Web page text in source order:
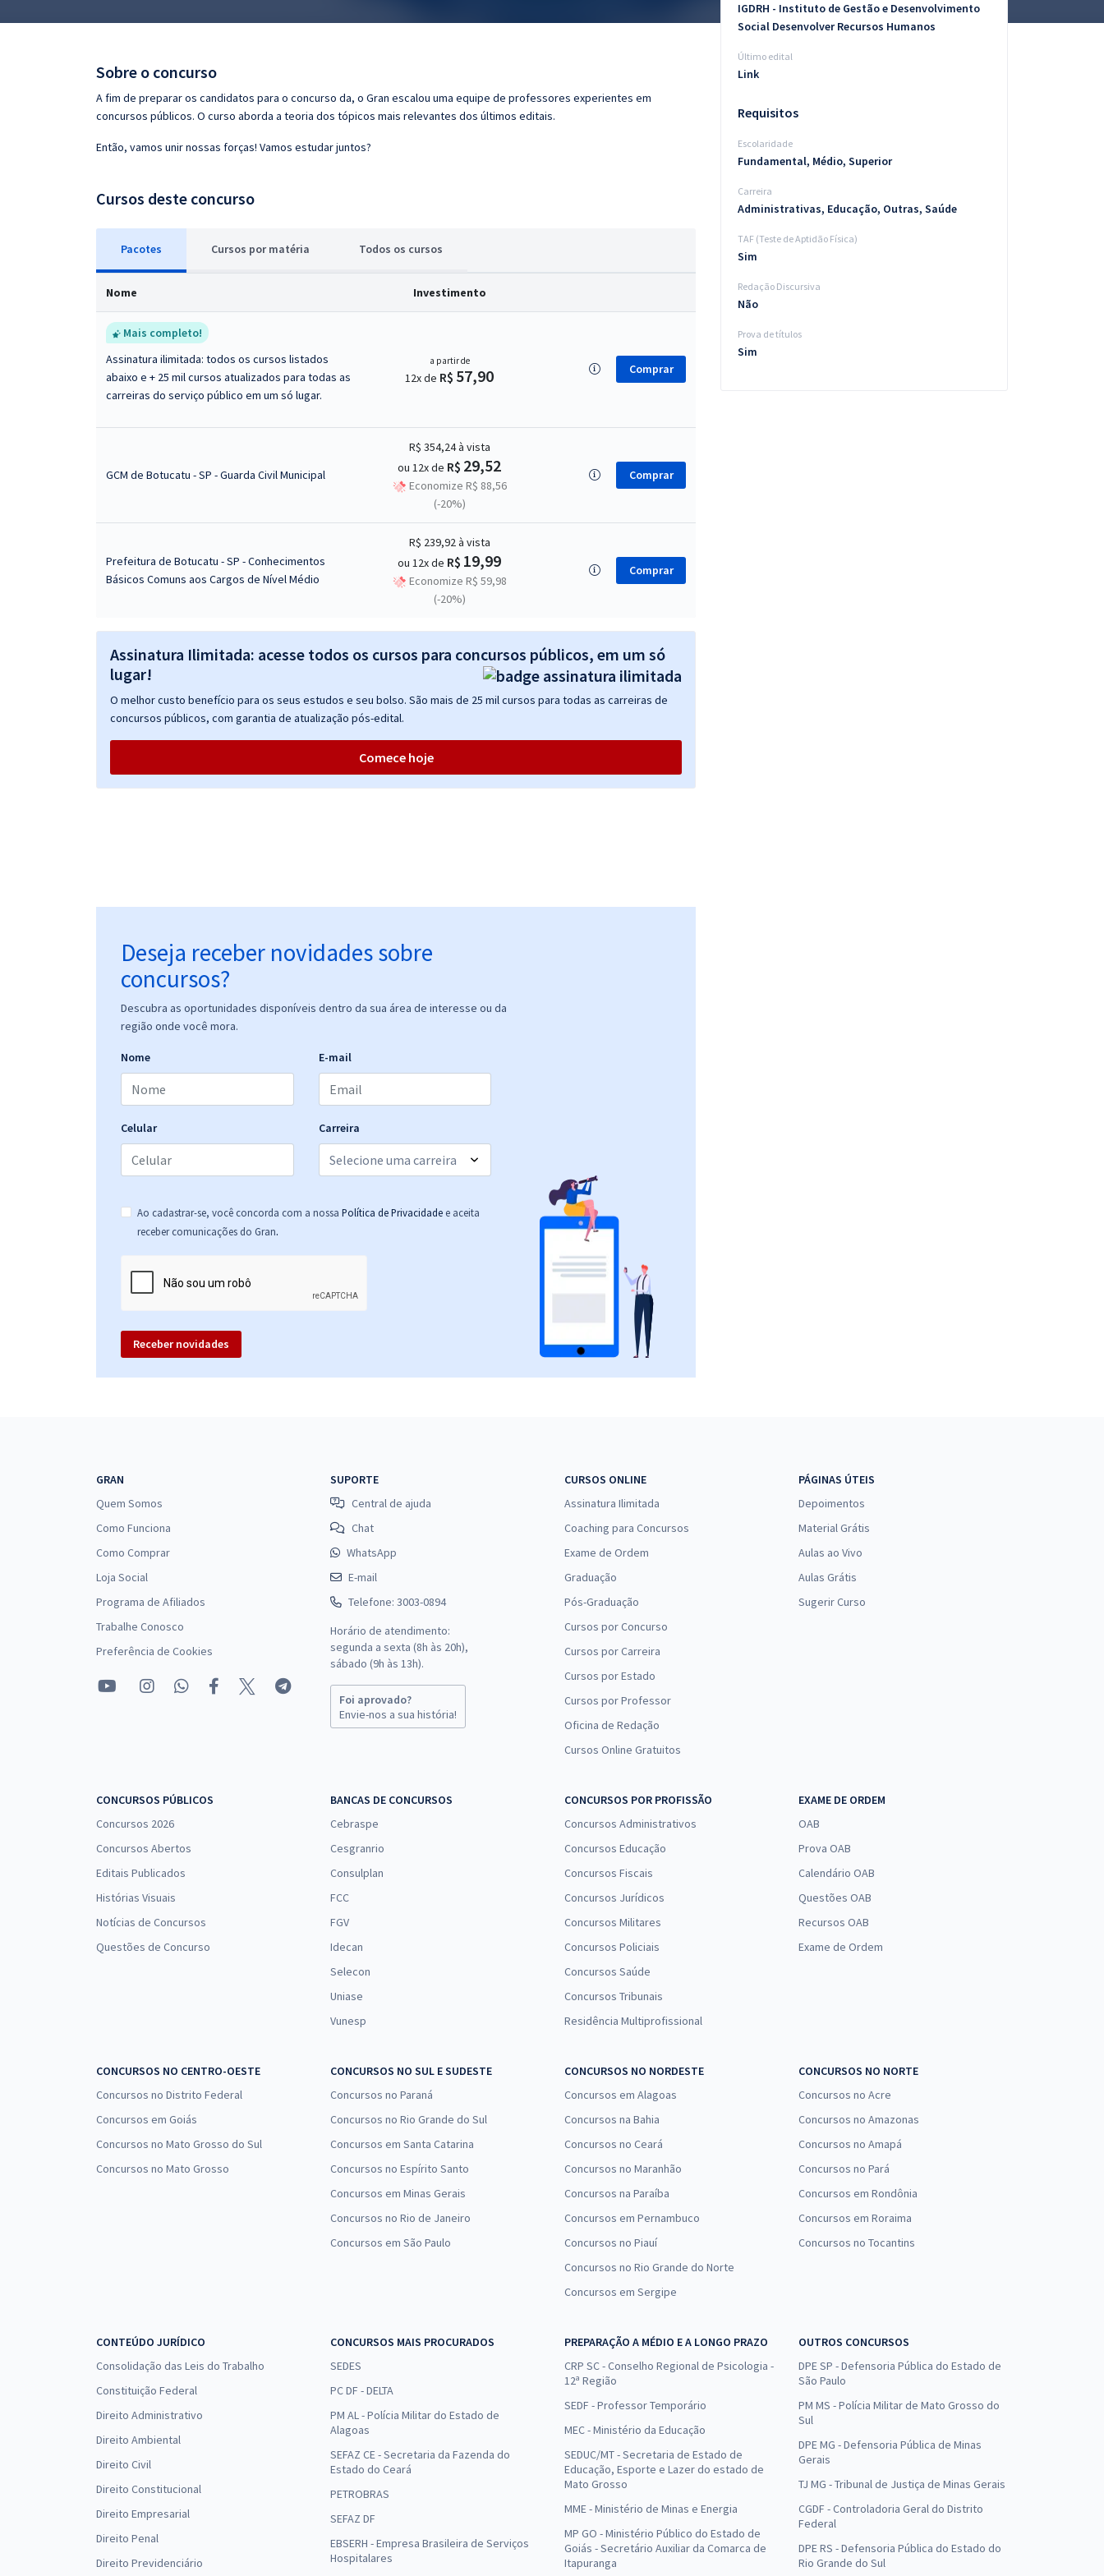
Conteúdo gratuito
Sobre o concurso
A fim de preparar os candidatos para o concurso da, o Gran escalou uma equipe de professores experientes em
concursos públicos. O curso aborda a teoria dos tópicos mais relevantes dos últimos editais.
Então, vamos unir nossas forças! Vamos estudar juntos?
Cursos deste concurso
Pacotes Cursos por matéria Todos os cursos
Nome Investimento
Mais completo!
Assinatura ilimitada: todos os cursos listados
abaixo e + 25 mil cursos atualizados para todas as
carreiras do serviço público em um só lugar.
a partir de
12x de R$ 57,90 Comprar
GCM de Botucatu - SP - Guarda Civil Municipal
R$ 354,24à vista
ou 12x de R$ 29,52
Economize R$ 88,56
(-20%)
Comprar
Prefeitura de Botucatu - SP - Conhecimentos
Básicos Comuns aos Cargos de Nível Médio
R$ 239,92à vista
ou 12x de R$ 19,99
Economize R$ 59,98
(-20%)
Comprar
Assinatura Ilimitada: acesse todos os cursos para concursos públicos, em um só
lugar!
O melhor custo benefício para os seus estudos e seu bolso. São mais de 25 mil cursos para todas as carreiras de
concursos públicos, com garantia de atualização pós-edital.
Comece hoje
Deseja receber novidades sobre
concursos?
Descubra as oportunidades disponíveis dentro da sua área de interesse ou da
região onde você mora.
Nome E-mail
Celular Carreira
Ao cadastrar-se, você concorda com a nossa Política de Privacidade e aceita
receber comunicações do Gran.
Receber novidades
IGDRH - Instituto de Gestão e Desenvolvimento
Social Desenvolver Recursos Humanos
Último edital
Link
Requisitos
Escolaridade
Fundamental, Médio, Superior
Carreira
Administrativas, Educação, Outras, Saúde
TAF (Teste de Aptidão Física)
Sim
Redação Discursiva
Não
Prova de títulos
Sim
GRAN
Quem Somos
Como Funciona
Como Comprar
Loja Social
Programa de Afiliados
Trabalhe Conosco
Preferência de Cookies
SUPORTE
Central de ajuda
Chat
WhatsApp
E-mail
Telefone: 3003-0894
Horário de atendimento:
segunda a sexta (8h às 20h),
sábado (9h às 13h).
Foi aprovado?
Envie-nos a sua história!
CURSOS ONLINE
Assinatura Ilimitada
Coaching para Concursos
Exame de Ordem
Graduação
Pós-Graduação
Cursos por Concurso
Cursos por Carreira
Cursos por Estado
Cursos por Professor
Oficina de Redação
Cursos Online Gratuitos
PÁGINAS ÚTEIS
Depoimentos
Material Grátis
Aulas ao Vivo
Aulas Grátis
Sugerir Curso
CONCURSOS PÚBLICOS
Concursos 2026
Concursos Abertos
Editais Publicados
Histórias Visuais
Notícias de Concursos
Questões de Concurso
BANCAS DE CONCURSOS
Cebraspe
Cesgranrio
Consulplan
FCC
FGV
Idecan
Selecon
Uniase
Vunesp
CONCURSOS POR PROFISSÃO
Concursos Administrativos
Concursos Educação
Concursos Fiscais
Concursos Jurídicos
Concursos Militares
Concursos Policiais
Concursos Saúde
Concursos Tribunais
Residência Multiprofissional
EXAME DE ORDEM
OAB
Prova OAB
Calendário OAB
Questões OAB
Recursos OAB
Exame de Ordem
CONCURSOS NO CENTRO-OESTE
Concursos no Distrito Federal
Concursos em Goiás
Concursos no Mato Grosso do Sul
Concursos no Mato Grosso
CONCURSOS NO SUL E SUDESTE
Concursos no Paraná
Concursos no Rio Grande do Sul
Concursos em Santa Catarina
Concursos no Espírito Santo
Concursos em Minas Gerais
Concursos no Rio de Janeiro
Concursos em São Paulo
CONCURSOS NO NORDESTE
Concursos em Alagoas
Concursos na Bahia
Concursos no Ceará
Concursos no Maranhão
Concursos na Paraíba
Concursos em Pernambuco
Concursos no Piauí
Concursos no Rio Grande do Norte
Concursos em Sergipe
CONCURSOS NO NORTE
Concursos no Acre
Concursos no Amazonas
Concursos no Amapá
Concursos no Pará
Concursos em Rondônia
Concursos em Roraima
Concursos no Tocantins
CONTEÚDO JURÍDICO
Consolidação das Leis do Trabalho
Constituição Federal
Direito Administrativo
Direito Ambiental
Direito Civil
Direito Constitucional
Direito Empresarial
Direito Penal
Direito Previdenciário
CONCURSOS MAIS PROCURADOS
SEDES
PC DF - DELTA
PM AL - Polícia Militar do Estado de
Alagoas
SEFAZ CE - Secretaria da Fazenda do
Estado do Ceará
PETROBRAS
SEFAZ DF
EBSERH - Empresa Brasileira de Serviços
Hospitalares
PREPARAÇÃO A MÉDIO E A LONGO PRAZO
CRP SC - Conselho Regional de Psicologia -
12ª Região
SEDF - Professor Temporário
MEC - Ministério da Educação
SEDUC/MT - Secretaria de Estado de
Educação, Esporte e Lazer do estado de
Mato Grosso
MME - Ministério de Minas e Energia
MP GO - Ministério Público do Estado de
Goiás - Secretário Auxiliar da Comarca de
Itapuranga
OUTROS CONCURSOS
DPE SP - Defensoria Pública do Estado de
São Paulo
PM MS - Polícia Militar de Mato Grosso do
Sul
DPE MG - Defensoria Pública de Minas
Gerais
TJ MG - Tribunal de Justiça de Minas Gerais
CGDF - Controladoria Geral do Distrito
Federal
DPE RS - Defensoria Pública do Estado do
Rio Grande do Sul